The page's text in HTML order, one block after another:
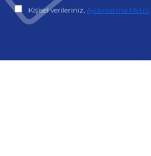
Kişisel verileriniz, Aydınlatma Metni